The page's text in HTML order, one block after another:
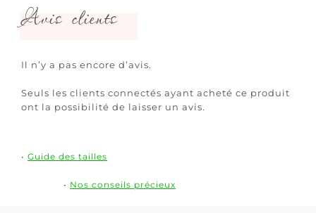
Avis clients
Il n’y a pas encore d’avis.
Seuls les clients connectés ayant acheté ce produit
ont la possibilité de laisser un avis.
• Guide des tailles
• Nos conseils précieux